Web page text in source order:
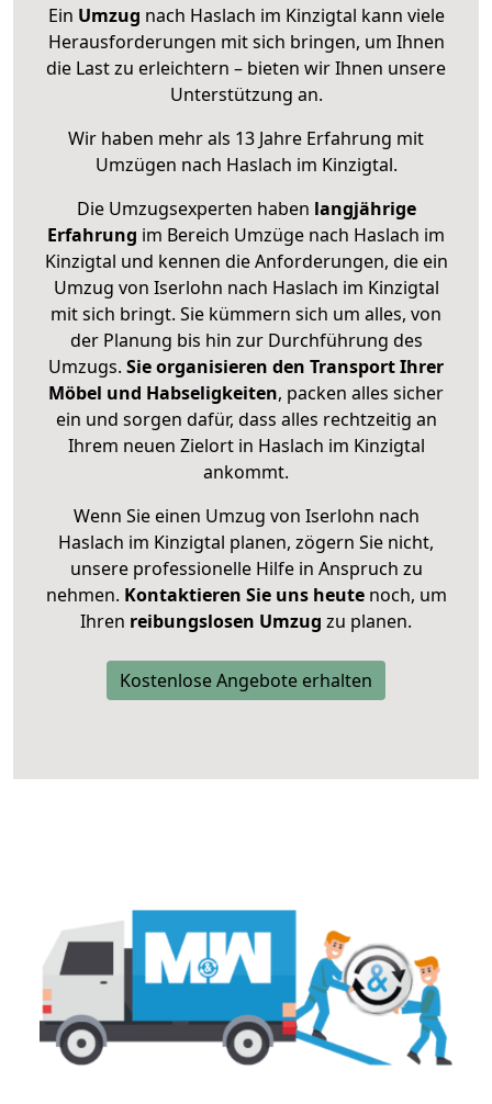
Ein Umzug nach Haslach im Kinzigtal kann viele
Herausforderungen mit sich bringen, um Ihnen
die Last zu erleichtern – bieten wir Ihnen unsere
Unterstützung an.
Wir haben mehr als 13 Jahre Erfahrung mit
Umzügen nach Haslach im Kinzigtal.
Die Umzugsexperten haben langjährige
Erfahrung im Bereich Umzüge nach Haslach im
Kinzigtal und kennen die Anforderungen, die ein
Umzug von Iserlohn nach Haslach im Kinzigtal
mit sich bringt. Sie kümmern sich um alles, von
der Planung bis hin zur Durchführung des
Umzugs. Sie organisieren den Transport Ihrer
Möbel und Habseligkeiten, packen alles sicher
ein und sorgen dafür, dass alles rechtzeitig an
Ihrem neuen Zielort in Haslach im Kinzigtal
ankommt.
Wenn Sie einen Umzug von Iserlohn nach
Haslach im Kinzigtal planen, zögern Sie nicht,
unsere professionelle Hilfe in Anspruch zu
nehmen. Kontaktieren Sie uns heutenoch, um
Ihren reibungslosen Umzug zu planen.
Kostenlose Angebote erhalten